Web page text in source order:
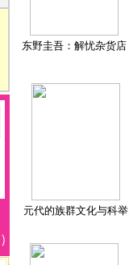
东野圭吾：解忧杂货店
元代的族群文化与科举